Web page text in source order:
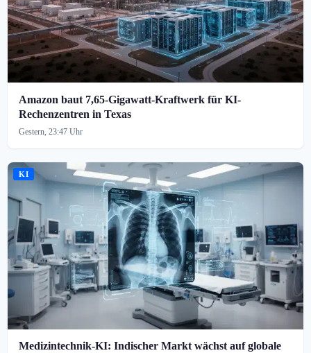
Amazon baut 7,65-Gigawatt-Kraftwerk für KI-
Rechenzentren in Texas
Gestern, 23:47 Uhr
KI
Medizintechnik-KI: Indischer Markt wächst auf globale